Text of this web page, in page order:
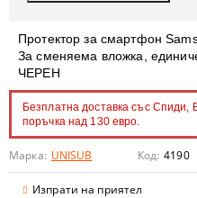
Протектор за смартфон
За сменяема вложка,
ЧЕРЕН
Безплатна доставка със Спиди,
поръчка над 130 евро.
Марка: UNISUB Код: 4190
Изпрати на приятел